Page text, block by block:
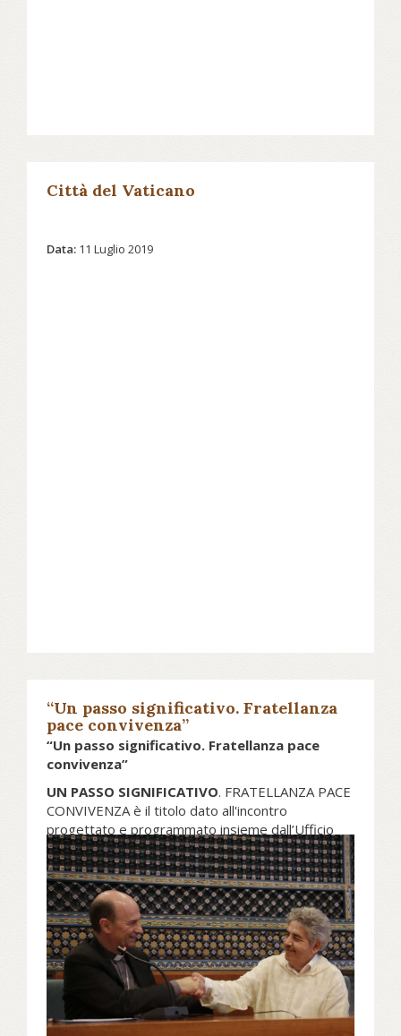
Città del Vaticano
Data: 11 Luglio 2019
“Un passo significativo. Fratellanza
pace convivenza”
“Un passo significativo. Fratellanza pace
convivenza”
UN PASSO SIGNIFICATIVO. FRATELLANZA PACE
CONVIVENZA è il titolo dato all'incontro
progettato e programmato insieme dall’Ufficio
Nazionale per l’ Ecumenismo e il Dialogo
Interreligioso della CEI (UNEDI), dal Centro
Islamico Culturale d’Italia (CICI), dalla Conferenza
Islamica Italiana (CII), dalla Comunità Religiosa
Islamica (COREIS) e dall’Unione delle Comunità e
Organizzazioni Islamiche in Italia (UCOII).
Scopri gli esiti dell'incontro...